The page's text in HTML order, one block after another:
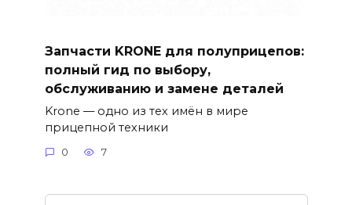
Запчасти KRONE для полуприцепов:
полный гид по выбору,
обслуживанию и замене деталей
Krone — одно из тех имён в мире
прицепной техники
0 7